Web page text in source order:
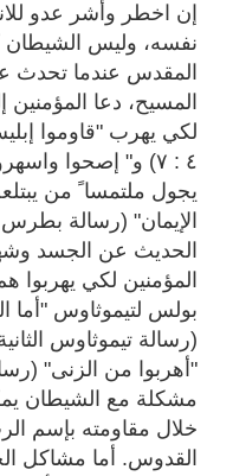
إن اخطر وأشر عدو
نفسه، وليس الشيطان
المقدس عندما تحدث
المسيح، دعا
لكي يهرب "قاوموا
٤ : ٧) و" إصحوا
يجول ملتمسا ً من
الحديث عن الجسد
المؤمنين لكي يهربوا
بولس لتيموثاوس "أما
مشكلة مع الشيطان
خلال مقاومته بإسم
القدوس. أما مشاكل